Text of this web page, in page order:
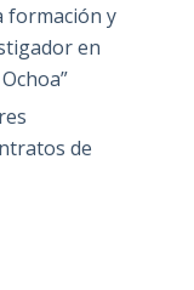
formación y
en
de